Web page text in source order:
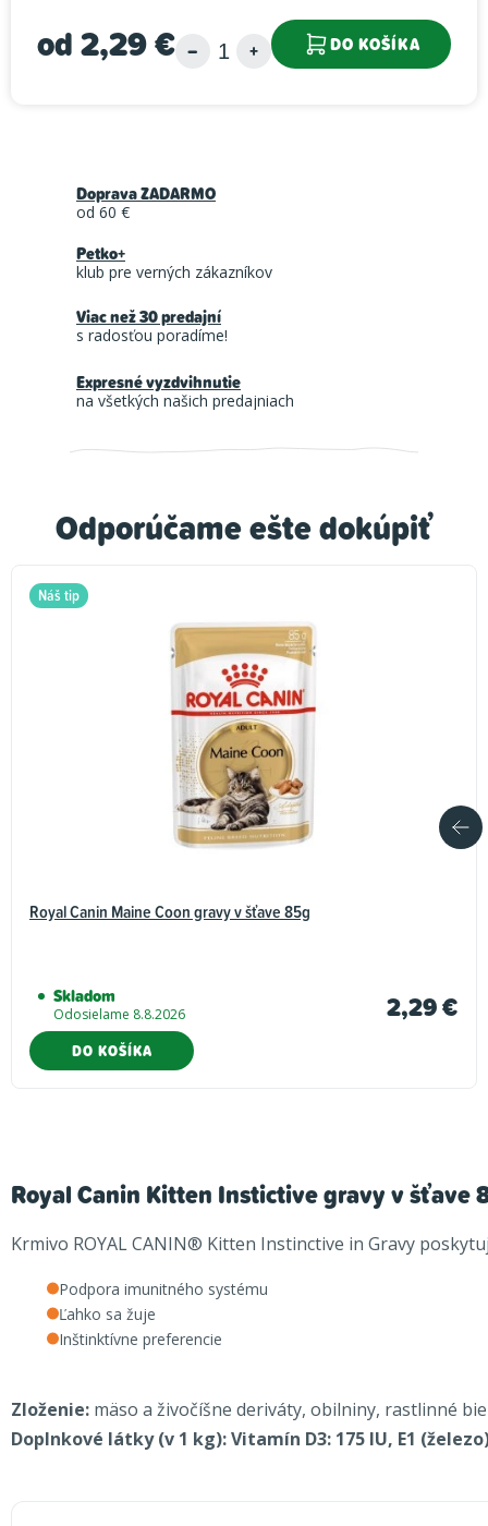
od2,29 € DO KOŠÍKA
Odporúčame ešte dokúpiť
Náš tip
Royal Canin Maine Coon gravy v šťave 85g
Skladom
Odosielame 8.8.2026 2,29 €
DO KOŠÍKA
Doprava ZADARMO
od 60 €
Petko+
klub pre verných zákazníkov
Viac než 30 predajní
s radosťou poradíme!
Expresné vyzdvihnutie
na všetkých našich predajniach
Royal Canin Kitten Instictive gravy v šťave
Krmivo ROYAL CANIN® Kitten Instinctive in Gravy
Podpora imunitného systému
Ľahko sa žuje
Inštinktívne preferencie
Zloženie: mäso a živočíšne deriváty, obilniny, rastlinné
Doplnkové látky (v 1 kg):Vitamín D3: 175 IU, E1